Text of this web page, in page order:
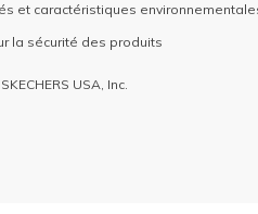
et caractéristiques
la sécurité des produits
USA, Inc.